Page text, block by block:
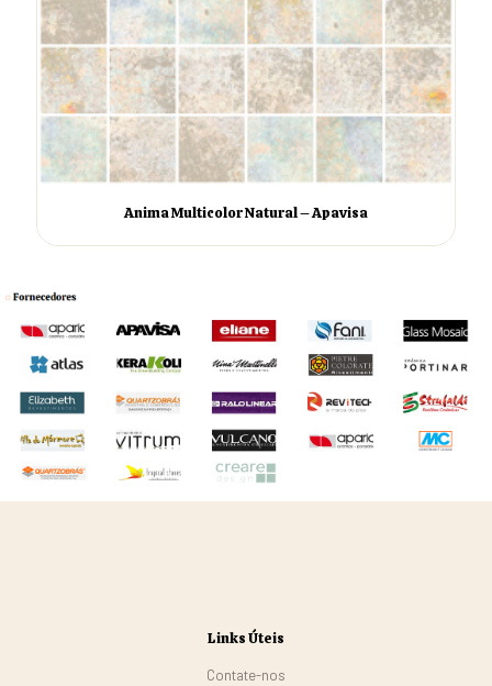
Anima Multicolor Natural – Apavisa
Links Úteis
Contate-nos